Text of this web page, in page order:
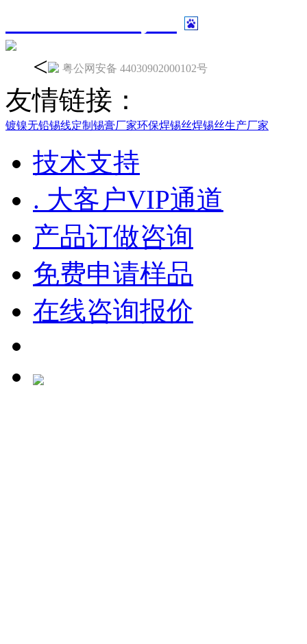
<
粤公网安备 44030902000102号
友情链接：
镀镍无铅锡线定制 锡膏厂家环保焊锡丝焊锡丝生产厂家
技术支持
. 大客户VIP通道
产品订做咨询
免费申请样品
在线咨询报价